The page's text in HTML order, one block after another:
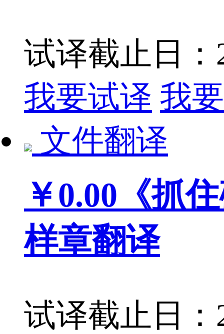
试译截止日：
我要试译 我
文件翻译
￥0.00 《抓
样章翻译
试译截止日：